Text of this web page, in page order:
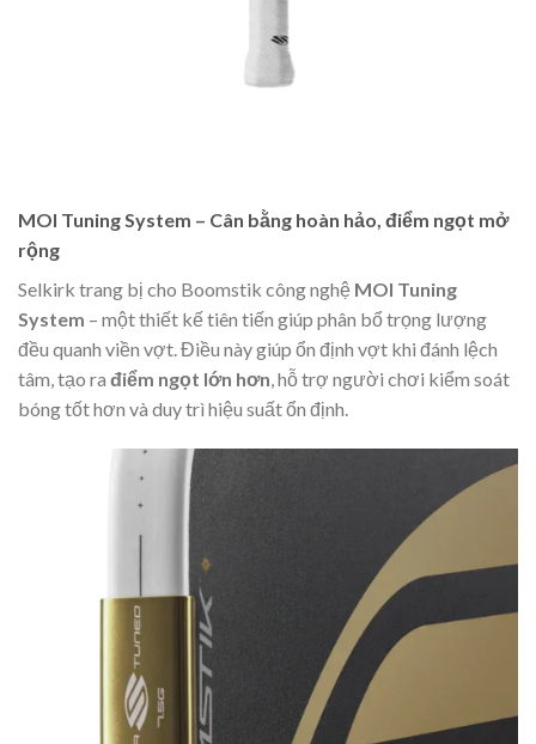
MOI Tuning System – Cân bằng hoàn hảo, điểm ngọt mở
rộng
Selkirk trang bị cho Boomstik công nghệ MOI Tuning
System – một thiết kế tiên tiến giúp phân bổ trọng lượng
đều quanh viền vợt. Điều này giúp ổn định vợt khi đánh lệch
tâm, tạo ra điểm ngọt lớn hơn, hỗ trợ người chơi kiểm soát
bóng tốt hơn và duy trì hiệu suất ổn định.